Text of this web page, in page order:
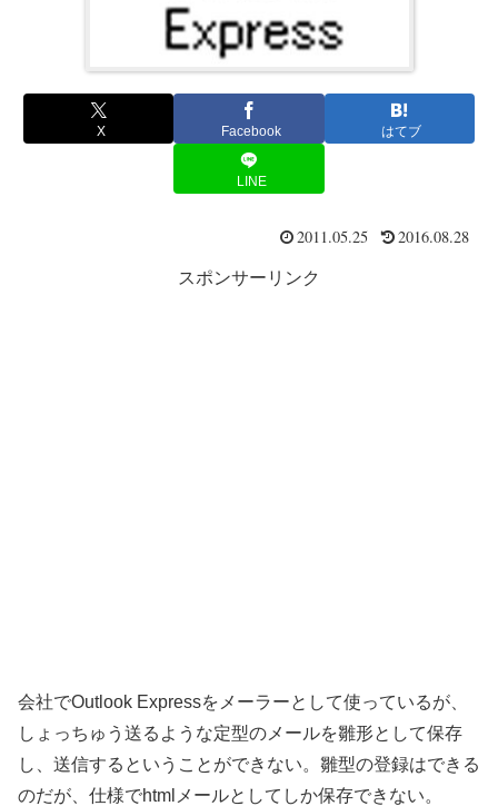
X Facebook はてブ
LINE
2011.05.25 2016.08.28
スポンサーリンク
会社でOutlook Expressをメーラーとして使っているが、
しょっちゅう送るような定型のメールを雛形として保存
し、送信するということができない。雛型の登録はできる
のだが、仕様でhtmlメールとしてしか保存できない。